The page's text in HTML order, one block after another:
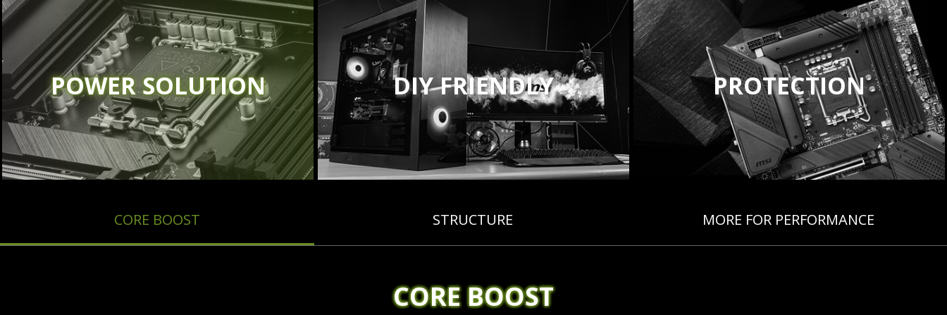
POWER SOLUTION DIY FRIENDLY PROTECTION
CORE BOOST STRUCTURE MORE FOR PERFORMANCE
CORE BOOST